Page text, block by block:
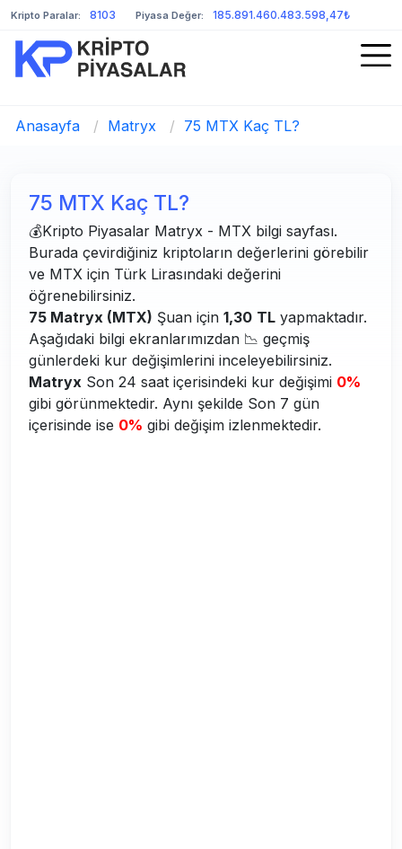
Kripto Paralar: 8103 Piyasa Değer: 185.891.460.483.598,47₺
Anasayfa / Matryx / 75 MTX Kaç TL?
75 MTX Kaç TL?
💰Kripto Piyasalar Matryx - MTX bilgi sayfası.
Burada çevirdiğiniz kriptoların değerlerini görebilir
ve MTX için Türk Lirasındaki değerini
öğrenebilirsiniz.
75 Matryx (MTX) Şuan için 1,30 TL yapmaktadır.
Aşağıdaki bilgi ekranlarımızdan 📉 geçmiş
günlerdeki kur değişimlerini inceleyebilirsiniz.
Matryx Son 24 saat içerisindeki kur değişimi 0%
gibi görünmektedir. Aynı şekilde Son 7 gün
içerisinde ise 0% gibi değişim izlenmektedir.